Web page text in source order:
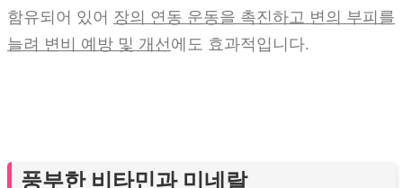
함유되어 있어 장의 연동 운동을 촉진하고 변의 부피를
늘려 변비 예방 및 개선 에도 효과적입니다.
풍부한 비타민과 미네랄